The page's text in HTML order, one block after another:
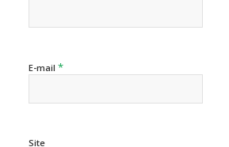
E-mail *
Site